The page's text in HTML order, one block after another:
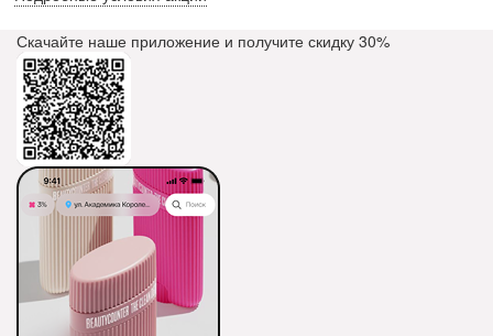
Скачайте наше приложение и получите скидку 30%